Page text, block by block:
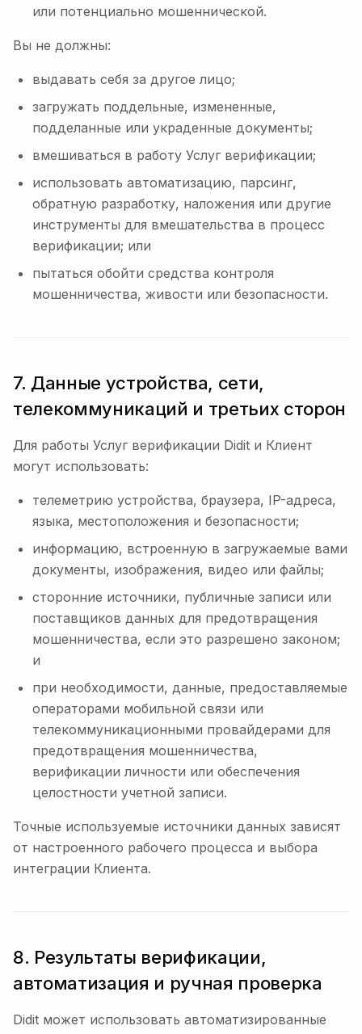
или потенциально мошеннической.
Вы не должны:
выдавать себя за другое лицо;
загружать поддельные, измененные,
подделанные или украденные документы;
вмешиваться в работу Услуг верификации;
использовать автоматизацию, парсинг,
обратную разработку, наложения или другие
инструменты для вмешательства в процесс
верификации; или
пытаться обойти средства контроля
мошенничества, живости или безопасности.
7. Данные устройства, сети,
телекоммуникаций и третьих сторон
Для работы Услуг верификации Didit и Клиент
могут использовать:
телеметрию устройства, браузера, IP-адреса,
языка, местоположения и безопасности;
информацию, встроенную в загружаемые вами
документы, изображения, видео или файлы;
сторонние источники, публичные записи или
поставщиков данных для предотвращения
мошенничества, если это разрешено законом;
и
при необходимости, данные, предоставляемые
операторами мобильной связи или
телекоммуникационными провайдерами для
предотвращения мошенничества,
верификации личности или обеспечения
целостности учетной записи.
Точные используемые источники данных зависят
от настроенного рабочего процесса и выбора
интеграции Клиента.
8. Результаты верификации,
автоматизация и ручная проверка
Didit может использовать автоматизированные